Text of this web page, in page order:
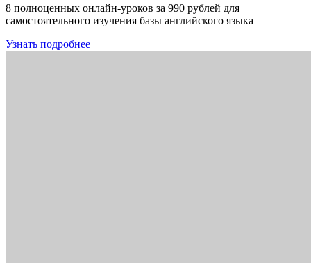
8 полноценных онлайн-уроков за 990 рублей для
самостоятельного изучения базы английского языка
Узнать подробнее